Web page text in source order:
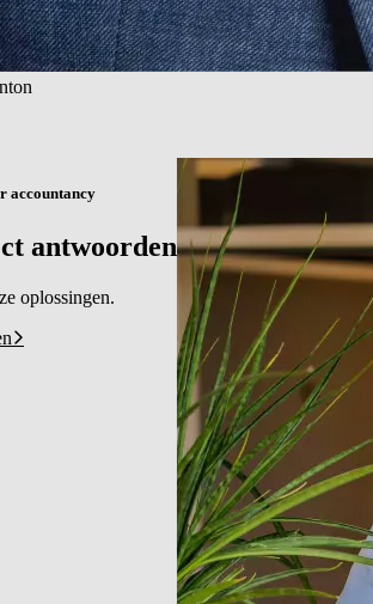
accountancy
antwoorden
oplossingen.